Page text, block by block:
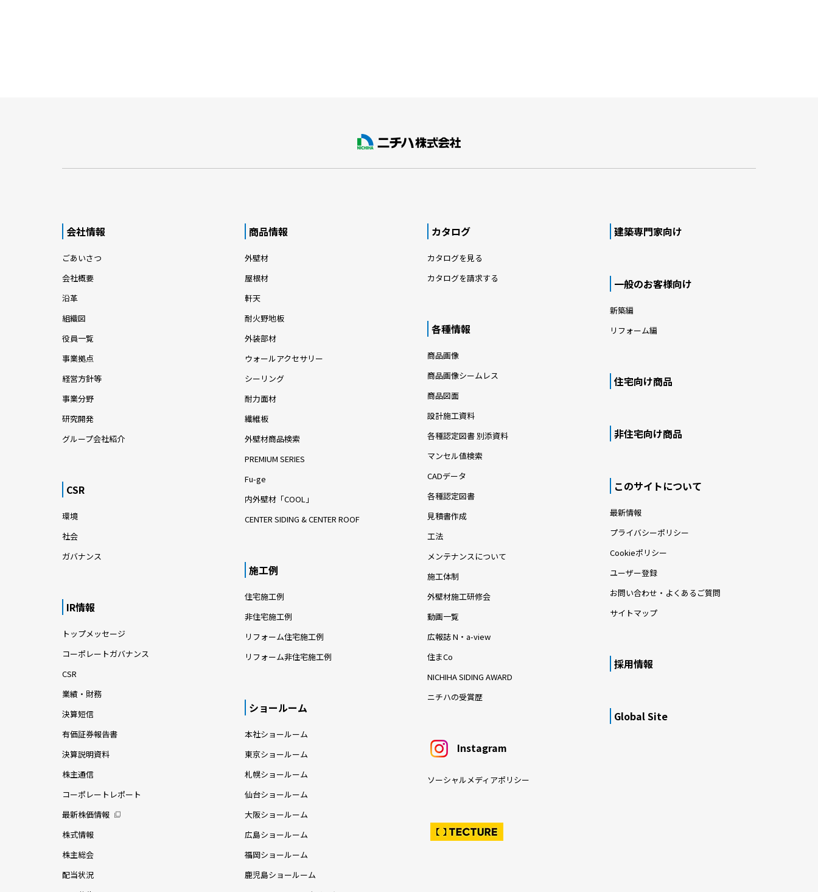
会社情報
ごあいさつ
会社概要
沿革
組織図
役員一覧
事業拠点
経営方針等
事業分野
研究開発
グループ会社紹介
CSR
環境
社会
ガバナンス
IR情報
トップメッセージ
コーポレートガバナンス
CSR
業績・財務
決算短信
有価証券報告書
決算説明資料
株主通信
コーポレートレポート
最新株価情報
株式情報
株主総会
配当状況
商品情報
外壁材
屋根材
軒天
耐火野地板
外装部材
ウォールアクセサリー
シーリング
耐力面材
繊維板
外壁材商品検索
PREMIUM SERIES
Fu-ge
内外壁材「COOL」
CENTER SIDING & CENTER ROOF
施工例
住宅施工例
非住宅施工例
リフォーム住宅施工例
リフォーム非住宅施工例
ショールーム
本社ショールーム
東京ショールーム
札幌ショールーム
仙台ショールーム
大阪ショールーム
広島ショールーム
福岡ショールーム
鹿児島ショールーム
カタログ
カタログを見る
カタログを請求する
各種情報
商品画像
商品画像シームレス
商品図面
設計施工資料
各種認定図書 別添資料
マンセル値検索
CADデータ
各種認定図書
見積書作成
工法
メンテナンスについて
施工体制
外壁材施工研修会
動画一覧
広報誌 N・a-view
住まCo
NICHIHA SIDING AWARD
ニチハの受賞歴
Instagram
ソーシャルメディアポリシー
建築専門家向け
一般のお客様向け
新築編
リフォーム編
住宅向け商品
非住宅向け商品
このサイトについて
最新情報
プライバシーポリシー
Cookieポリシー
ユーザー登録
お問い合わせ・よくあるご質問
サイトマップ
採用情報
Global Site